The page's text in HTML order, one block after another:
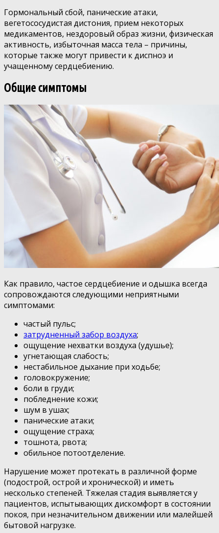
Гормональный сбой, панические атаки,
вегетососудистая дистония, прием некоторых
медикаментов, нездоровый образ жизни, физическая
активность, избыточная масса тела – причины,
которые также могут привести к диспноэ и
учащенному сердцебиению.
Общие симптомы
Как правило, частое сердцебиение и одышка всегда
сопровождаются следующими неприятными
симптомами:
частый пульс;
затрудненный забор воздуха;
ощущение нехватки воздуха (удушье);
угнетающая слабость;
нестабильное дыхание при ходьбе;
головокружение;
боли в груди;
побледнение кожи;
шум в ушах;
панические атаки;
ощущение страха;
тошнота, рвота;
обильное потоотделение.
Нарушение может протекать в различной форме
(подострой, острой и хронической) и иметь
несколько степеней. Тяжелая стадия выявляется у
пациентов, испытывающих дискомфорт в состоянии
покоя, при незначительном движении или малейшей
бытовой нагрузке.